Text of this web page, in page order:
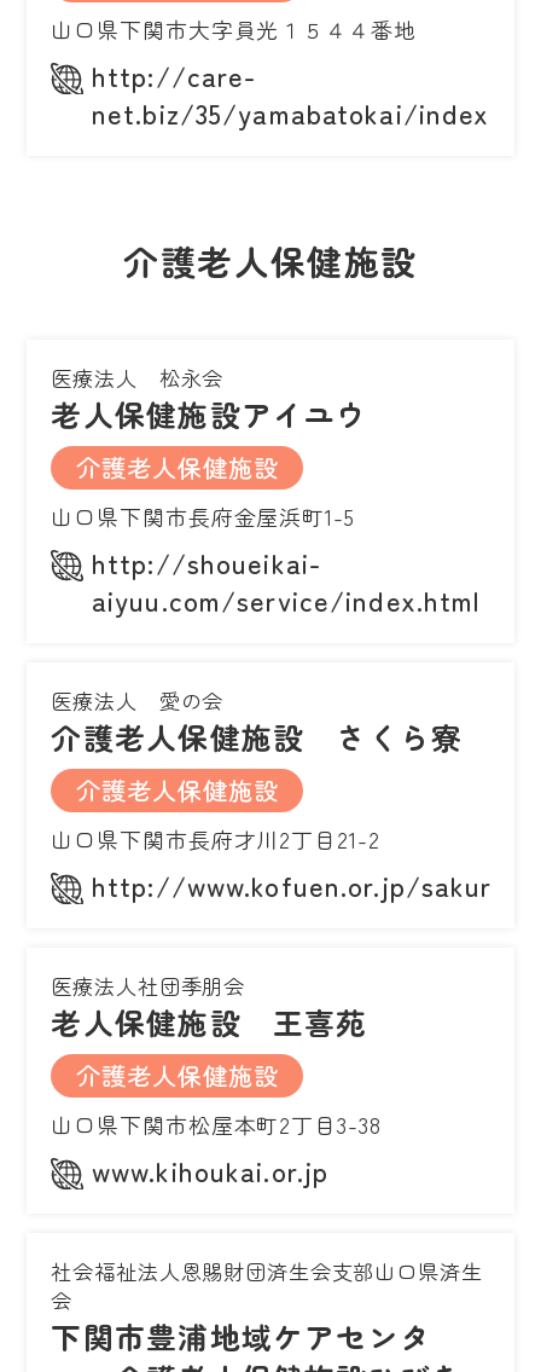
山口県下関市大字員光１５４４番地
http://care-
net.biz/35/yamabatokai/
介護老人保健施設
医療法人 松永会
老人保健施設アイユウ
介護老人保健施設
山口県下関市長府金屋浜町1-5
http://shoueikai-
aiyuu.com/service/index.html
医療法人 愛の会
介護老人保健施設 さくら寮
介護老人保健施設
山口県下関市長府才川2丁目21-2
http://www.kofuen.or.jp/sakura/
医療法人社団季朋会
老人保健施設 王喜苑
介護老人保健施設
山口県下関市松屋本町2丁目3-38
www.kihoukai.or.jp
社会福祉法人恩賜財団済生会支部山口県済生
会
下関市豊浦地域ケアセンタ